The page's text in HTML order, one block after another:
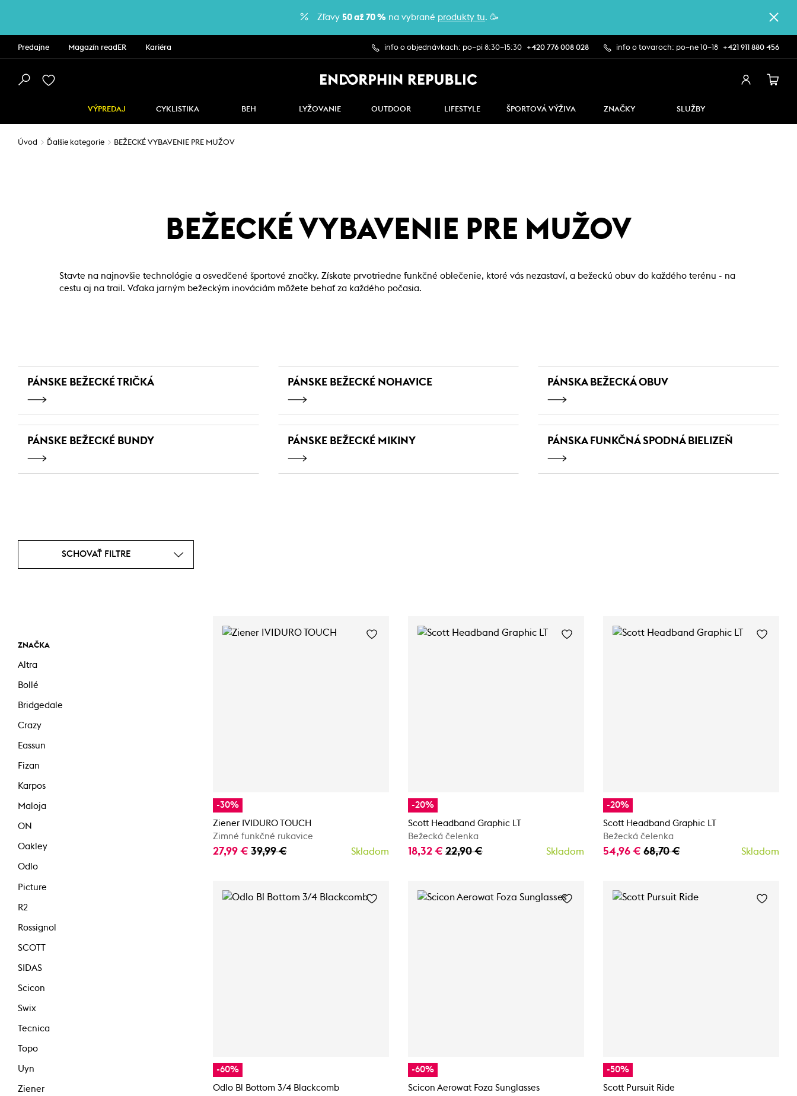
Zľavy 50 až 70 % na vybrané produkty tu. 🥳
Predajne Magazín readER Kariéra info o objednávkach: po–pi 8:30–15:30 +420 776 008 028 info o tovaroch: po–ne 10–18 +421 911 880 456
VÝPREDAJ CYKLISTIKA BEH LYŽOVANIE OUTDOOR LIFESTYLE ŠPORTOVÁ VÝŽIVA ZNAČKY SLUŽBY
Úvod Ďalšie kategorie BEŽECKÉ VYBAVENIE PRE MUŽOV
BEŽECKÉ VYBAVENIE PRE MUŽOV
Stavte na najnovšie technológie a osvedčené športové značky. Získate prvotriedne funkčné oblečenie, ktoré vás nezastaví, a bežeckú obuv do každého terénu - na
cestu aj na trail. Vďaka jarným bežeckým inováciám môžete behať za každého počasia.
PÁNSKE BEŽECKÉ TRIČKÁ PÁNSKE BEŽECKÉ NOHAVICE PÁNSKA BEŽECKÁ OBUV
PÁNSKE BEŽECKÉ BUNDY PÁNSKE BEŽECKÉ MIKINY PÁNSKA FUNKČNÁ SPODNÁ BIELIZEŇ
SCHOVAŤ FILTRE
ZNAČKA
Altra
Bollé
Bridgedale
Crazy
Eassun
Fizan
Karpos
Maloja
ON
Oakley
Odlo
Picture
R2
Rossignol
SCOTT
SIDAS
Scicon
Swix
Tecnica
Topo
Uyn
Ziener
-30%
Ziener IVIDURO TOUCH
Zimné funkčné rukavice
27,99 € 39,99 € Skladom
-20%
Scott Headband Graphic LT
Bežecká čelenka
18,32 € 22,90 € Skladom
-20%
Scott Headband Graphic LT
Bežecká čelenka
54,96 € 68,70 € Skladom
-60%
Odlo Bl Bottom 3/4 Blackcomb
-60%
Scicon Aerowat Foza Sunglasses
-50%
Scott Pursuit Ride